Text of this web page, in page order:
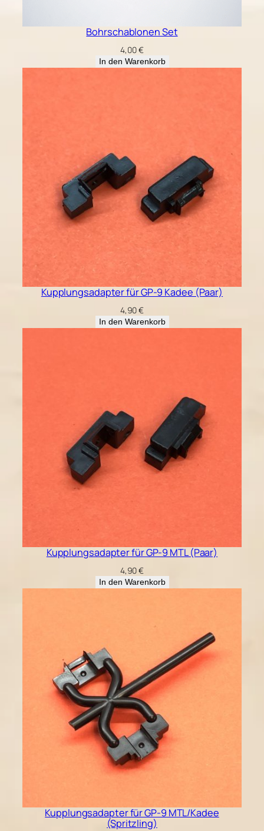
Bohrschablonen Set
4,00€
In den Warenkorb
Kupplungsadapter für GP-9 Kadee (Paar)
4,90€
In den Warenkorb
Kupplungsadapter für GP-9 MTL (Paar)
4,90€
In den Warenkorb
Kupplungsadapter für GP-9 MTL/Kadee
(Spritzling)